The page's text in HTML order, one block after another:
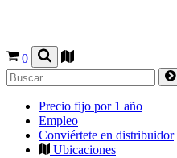
0
Precio fijo por 1 año
Empleo
Conviértete en distribuidor
Ubicaciones